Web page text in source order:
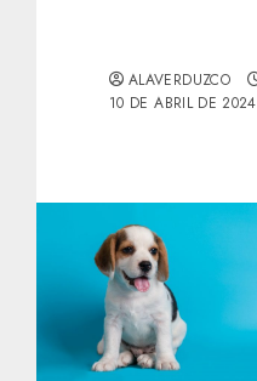
ALAVERDUZCO
10 DE ABRIL DE 2024